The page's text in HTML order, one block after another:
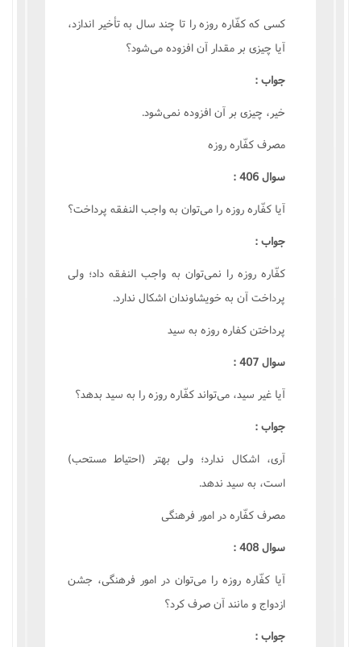
کسى که کفّاره روزه را تا چند سال به تأخير اندازد،
آيا چيزى بر مقدار آن افزوده مى‌شود؟
جواب :
خير، چيزى بر آن افزوده نمى‌شود.
مصرف کفّاره روزه
سوال 406 :
آيا کفّاره روزه را مى‌توان به واجب النفقه پرداخت؟
جواب :
کفّاره روزه را نمى‌توان به واجب النفقه داد؛ ولى
پرداخت آن به خويشاوندان اشکال ندارد.
پرداختن کفاره روزه به سيد
سوال 407 :
آيا غير سيد، مى‌تواند کفّاره روزه را به سيد بدهد؟
جواب :
آرى، اشکال ندارد؛ ولى بهتر (احتياط مستحب)
است، به سيد ندهد.
مصرف کفّاره در امور فرهنگى
سوال 408 :
آيا کفّاره روزه را مى‌توان در امور فرهنگى، جشن
ازدواج و مانند آن صرف کرد؟
جواب :